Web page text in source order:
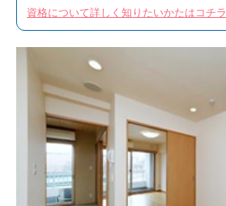
資格について詳しく知りたいかたはコチラ